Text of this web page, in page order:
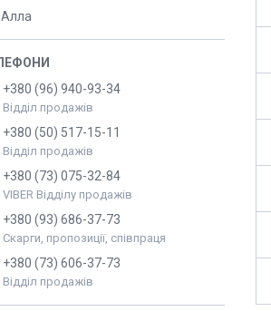
Алла
+380 (96) 940-93-34
Відділ продажів
+380 (50) 517-15-11
Відділ продажів
+380 (73) 075-32-84
VIBER Відділу продажів
+380 (93) 686-37-73
Скарги, пропозиції, співпраця
+380 (73) 606-37-73
Відділ продажів